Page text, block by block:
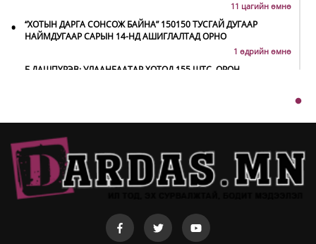
11 цагийн өмнө
•
“ХОТЫН ДАРГА СОНСОЖ БАЙНА” 150150 ТУСГАЙ ДУГААР
НАЙМДУГААР САРЫН 14-НД АШИГЛАЛТАД ОРНО
1 өдрийн өмнө
Б.ДАШПҮРЭВ: УЛААНБААТАР ХОТОД 155 ШТС, ОРОН
•
ҮЙЛДВЭР БАЙГУУЛЖ, ИРЭХ ОНООС ХАГАС КОКС ТҮЛШИЙГ
ДОТООДДОО ҮЙЛДВЭРЛЭНЭ
1 өдрийн өмнө
•
АМАРГҮЙ ЦАГ ҮЕИЙГ ИРЭХ ӨДРҮҮДЭД Ч БИД ХАМТДАА Л
ДАВАН ТУУЛНА
ОХУ-ААС СҮХБААТАР БООМТООР ОРЖ ИРСЭН ШАТАХУУНЫ